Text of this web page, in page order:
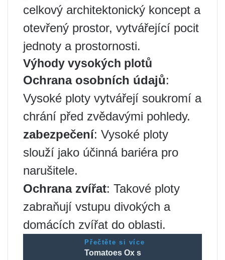
celkový architektonický koncept a
otevřený prostor, vytvářející pocit
jednoty a prostornosti.
Výhody vysokých plotů
Ochrana osobních údajů:
Vysoké ploty vytvářejí soukromí a
chrání před zvědavými pohledy.
zabezpečení: Vysoké ploty
slouží jako účinná bariéra pro
narušitele.
Ochrana zvířat: Takové ploty
zabraňují vstupu divokých a
domácích zvířat do oblasti.
Přečtěte si více
Tomatoes Ox s